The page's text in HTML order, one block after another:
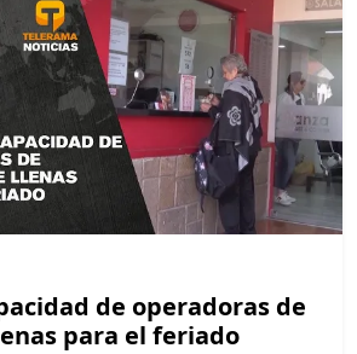
de operadoras de
para el feriado